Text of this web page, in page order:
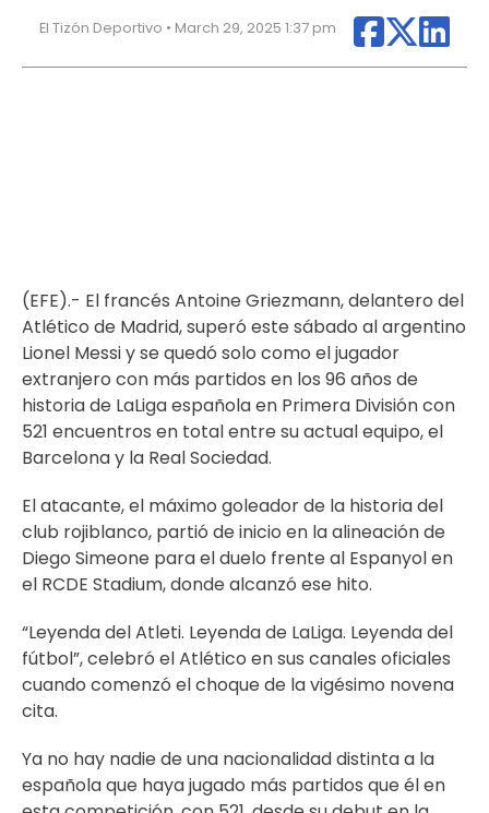
El Tizón Deportivo • March 29, 2025 1:37 pm
(EFE).- El francés Antoine Griezmann, delantero del
Atlético de Madrid, superó este sábado al argentino
Lionel Messi y se quedó solo como el jugador
extranjero con más partidos en los 96 años de
historia de LaLiga española en Primera División con
521 encuentros en total entre su actual equipo, el
Barcelona y la Real Sociedad.
El atacante, el máximo goleador de la historia del
club rojiblanco, partió de inicio en la alineación de
Diego Simeone para el duelo frente al Espanyol en
el RCDE Stadium, donde alcanzó ese hito.
“Leyenda del Atleti. Leyenda de LaLiga. Leyenda del
fútbol”, celebró el Atlético en sus canales oficiales
cuando comenzó el choque de la vigésimo novena
cita.
Ya no hay nadie de una nacionalidad distinta a la
española que haya jugado más partidos que él en